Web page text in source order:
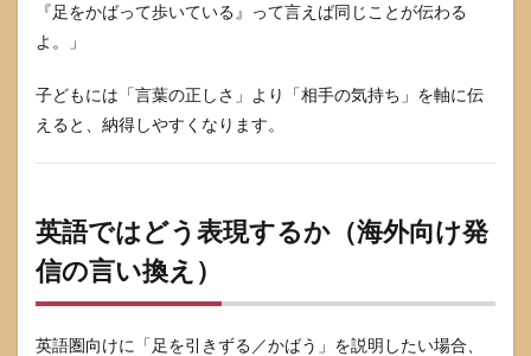
『足をかばって歩いている』って言えば同じことが伝わる
よ。」
子どもには「言葉の正しさ」より「相手の気持ち」を軸に伝
えると、納得しやすくなります。
英語ではどう表現するか（海外向け発
信の言い換え）
英語圏向けに「足を引きずる／かばう」を説明したい場合、